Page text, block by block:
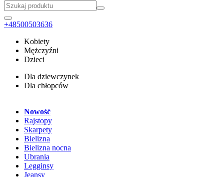
+48500503636
Kobiety
Mężczyźni
Dzieci
Dla dziewczynek
Dla chłopców
Nowość
Rajstopy
Skarpety
Bielizna
Bielizna nocna
Ubrania
Legginsy
Jeansy